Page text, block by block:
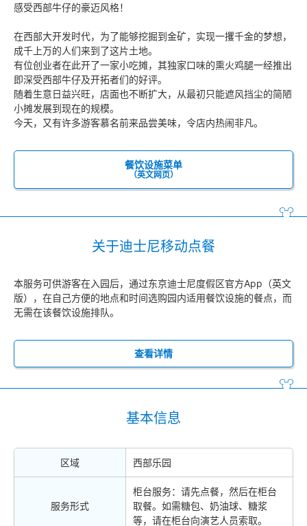
感受西部牛仔的豪迈风格！
在西部大开发时代，为了能够挖掘到金矿，实现一攫千金的梦想，
成千上万的人们来到了这片土地。
有位创业者在此开了一家小吃摊，其独家口味的熏火鸡腿一经推出
即深受西部牛仔及开拓者们的好评。
随着生意日益兴旺，店面也不断扩大，从最初只能遮风挡尘的简陋
小摊发展到现在的规模。
今天，又有许多游客慕名前来品尝美味，令店内热闹非凡。
餐饮设施菜单
（英文网页）
关于迪士尼移动点餐
本服务可供游客在入园后，通过东京迪士尼度假区官方App（英文
版），在自己方便的地点和时间选购园内适用餐饮设施的餐点，而
无需在该餐饮设施排队。
查看详情
基本信息
区域 西部乐园
服务形式
柜台服务：请先点餐，然后在柜台
取餐。如需糖包、奶油球、糖浆
等，请在柜台向演艺人员索取。